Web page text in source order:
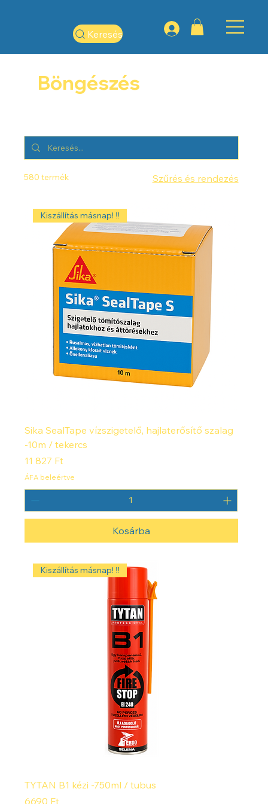
Keresés
Böngészés
580 termék Szűrés és rendezés
Kiszállítás másnap! ‼️
Sika SealTape vízszigetelő, hajlaterősítő szalag
-10m / tekercs
Ár
11 827 Ft
ÁFA beleértve
Kosárba
Kiszállítás másnap! ‼️
TYTAN B1 kézi -750ml / tubus
Ár
6690 Ft